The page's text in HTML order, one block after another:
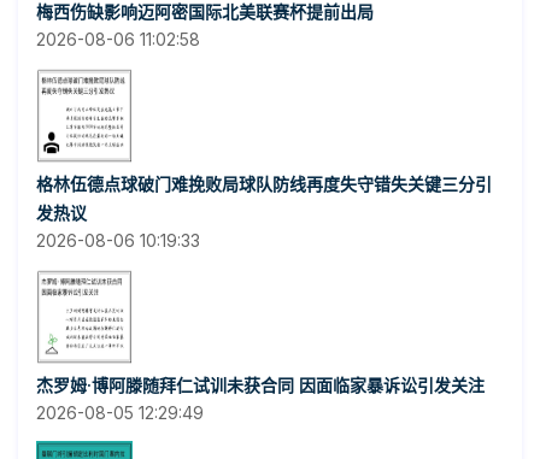
梅西伤缺影响迈阿密国际北美联赛杯提前出局
2026-08-06 11:02:58
格林伍德点球破门难挽败局球队防线再度失守错失关键三分引
发热议
2026-08-06 10:19:33
杰罗姆·博阿滕随拜仁试训未获合同 因面临家暴诉讼引发关注
2026-08-05 12:29:49